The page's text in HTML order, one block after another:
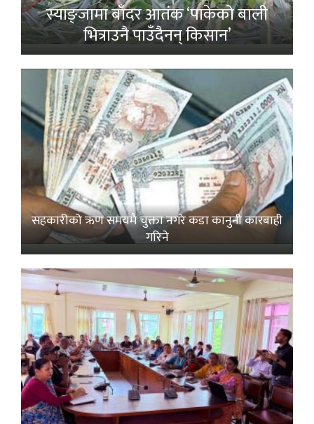
स्याङ्जामा बाँदर आतंक ‘पाकेको बाली
भित्राउनै पाउँदैनन् किसान’
सहकारीको ऋण समयमै चुक्ता नगरे कडा कानुनी कारबाही
गरिने